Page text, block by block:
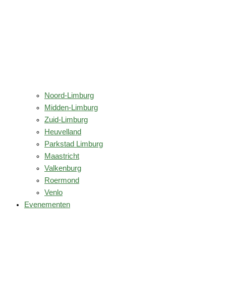
Noord-Limburg
Midden-Limburg
Zuid-Limburg
Heuvelland
Parkstad Limburg
Maastricht
Valkenburg
Roermond
Venlo
Evenementen